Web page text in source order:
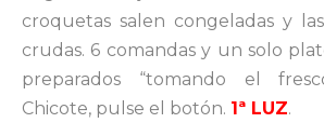
croquetas salen congeladas y
crudas. 6 comandas y un solo
preparados “tomando el
Chicote, pulse el botón. 1ª LUZ.